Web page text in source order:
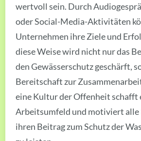
wertvoll sein. Durch
oder Social-Media-Aktivitäten
Unternehmen ihre Ziele und
diese Weise wird nicht nur das
den Gewässerschutz geschärft,
Bereitschaft zur
eine Kultur der Offenheit schafft
Arbeitsumfeld und motiviert
ihren Beitrag zum Schutz der